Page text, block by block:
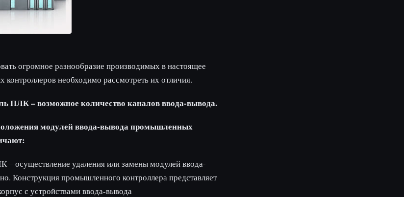
огромное разнообразие производимых в настоящее
необходимо рассмотреть их отличия.
ПЛК – возможное количество каналов ввода-вывода.
модулей ввода-вывода промышленных
осуществление удаления или замены модулей ввода-
Конструкция промышленного контроллера представляет
с устройствами ввода-вывода